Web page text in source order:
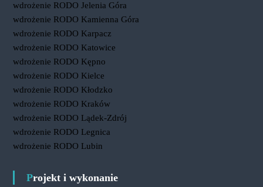
wdrożenie RODO Jelenia Góra
wdrożenie RODO Kamienna Góra
wdrożenie RODO Karpacz
wdrożenie RODO Katowice
wdrożenie RODO Kępno
wdrożenie RODO Kielce
wdrożenie RODO Kłodzko
wdrożenie RODO Kraków
wdrożenie RODO Lądek-Zdrój
wdrożenie RODO Legnica
wdrożenie RODO Lubin
Projekt i wykonanie